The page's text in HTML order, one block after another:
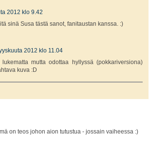
2012 klo 9.42
sinä Susa tästä sanot, fanitaustan kanssa. :)
2012 klo 11.04
mutta odottaa hyllyssä (pokkariversiona)
kuva :D
on teos johon aion tutustua - jossain vaiheessa :)